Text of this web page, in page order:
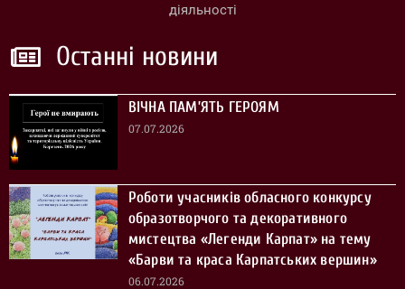
діяльності
Останні новини
ВІЧНА ПАМ’ЯТЬ ГЕРОЯМ
07.07.2026
Роботи учасників обласного конкурсу
образотворчого та декоративного
мистецтва «Легенди Карпат» на тему
«Барви та краса Карпатських вершин»
06.07.2026